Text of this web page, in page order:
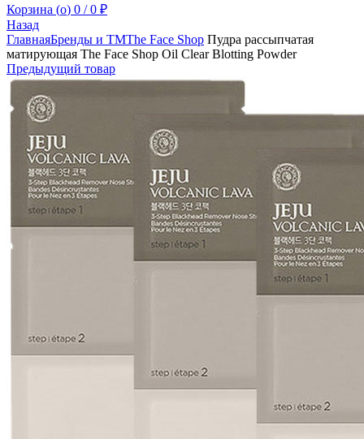
Корзина (o) 0 / 0 ₽
Назад
ГлавнаяБренды и ТМThe Face Shop Пудра рассыпчатая
матирующая The Face Shop Oil Clear Blotting Powder
Предыдущий товар